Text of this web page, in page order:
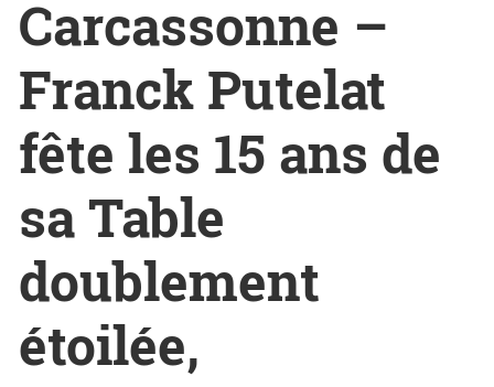
Carcassonne –
Franck Putelat
fête les 15 ans de
sa Table
doublement
étoilée,